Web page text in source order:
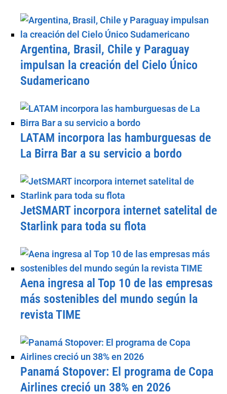
Argentina, Brasil, Chile y Paraguay
impulsan la creación del Cielo Único
Sudamericano
LATAM incorpora las hamburguesas de
La Birra Bar a su servicio a bordo
JetSMART incorpora internet satelital de
Starlink para toda su flota
Aena ingresa al Top 10 de las empresas
más sostenibles del mundo según la
revista TIME
Panamá Stopover: El programa de Copa
Airlines creció un 38% en 2026